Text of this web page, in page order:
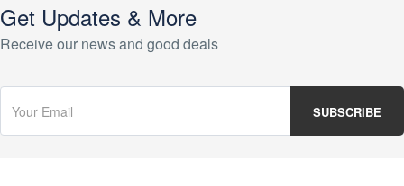
Get Updates & More
Receive our news and good deals